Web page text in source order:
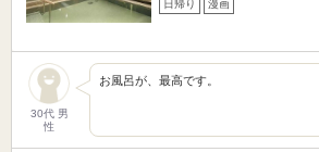
日帰り 漫画
30代 男
性
お風呂が、最高です。